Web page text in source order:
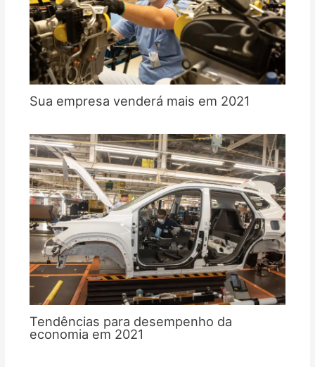
Sua empresa venderá mais em 2021
Tendências para desempenho da
economia em 2021